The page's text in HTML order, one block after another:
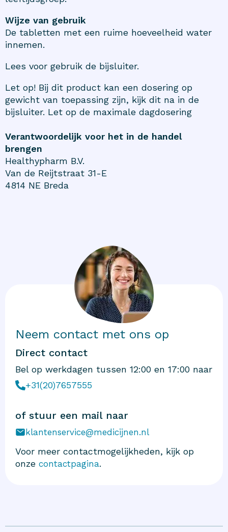
Wijze van gebruik
De tabletten met een ruime hoeveelheid water
innemen.
Lees voor gebruik de bijsluiter.
Let op! Bij dit product kan een dosering op
gewicht van toepassing zijn, kijk dit na in de
bijsluiter. Let op de maximale dagdosering
Verantwoordelijk voor het in de handel
brengen
Healthypharm B.V.
Van de Reijtstraat 31-E
4814 NE Breda
Neem contact met ons op
Direct contact
Bel op werkdagen tussen 12:00 en 17:00 naar
+31(20)7657555
of stuur een mail naar
klantenservice@medicijnen.nl
Voor meer contactmogelijkheden, kijk op
onze contactpagina.